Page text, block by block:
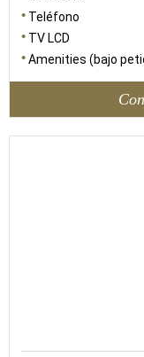
Teléfono
TV LCD
Amenities (bajo